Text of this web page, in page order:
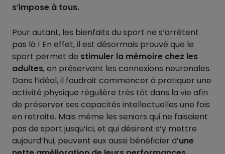
s’impose à tous.
Pour autant, les bienfaits du sport ne s’arrêtent
pas là ! En effet, il est désormais prouvé que le
sport permet de stimuler la mémoire chez les
adultes, en préservant les connexions neuronales.
Dans l’idéal, il faudrait commencer à pratiquer une
activité physique régulière très tôt dans la vie afin
de préserver ses capacités intellectuelles une fois
en retraite. Mais même les seniors qui ne faisaient
pas de sport jusqu’ici, et qui désirent s’y mettre
aujourd’hui, peuvent eux aussi bénéficier d’une